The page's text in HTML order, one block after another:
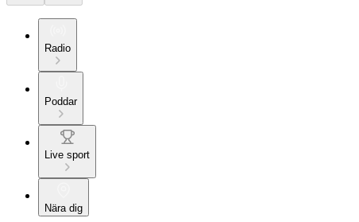
Radio
Poddar
Live sport
Nära dig